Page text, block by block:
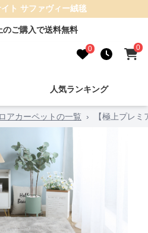
ト サファヴィー絨毯
のご購入で送料無料
0 0
人気ランキング
アカーペットの一覧 › 【極上プレ